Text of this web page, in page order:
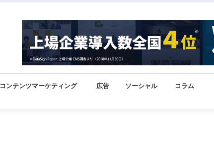
コンテンツマーケティング 広告 ソーシャル コラム